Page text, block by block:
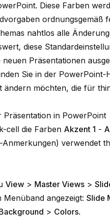
Diese Farben
ordnungsgemäß
nahtlos alle
diese
Präsentationen
Sie in der PowerPoint-
ändern möchten, die für
in PowerPoint
cell die Farben Akzent 1 -
Anmerkungen) verwendet
View > Master Views >
Menüband angezeigt: Slide
> Colors.